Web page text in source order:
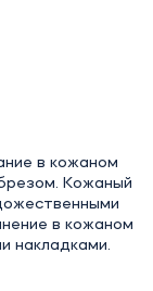
в кожаном
Кожаный
в кожаном
накладками.